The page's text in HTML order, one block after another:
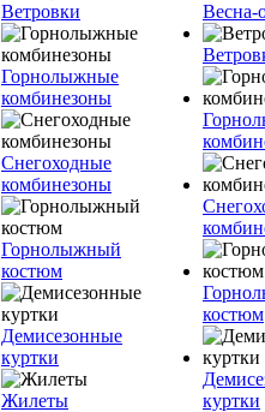
Ветровки
Горнолыжные
комбинезоны
Снегоходные
комбинезоны
Горнолыжный
костюм
Демисезонные
куртки
Жилеты
Весна-
костюм
куртки